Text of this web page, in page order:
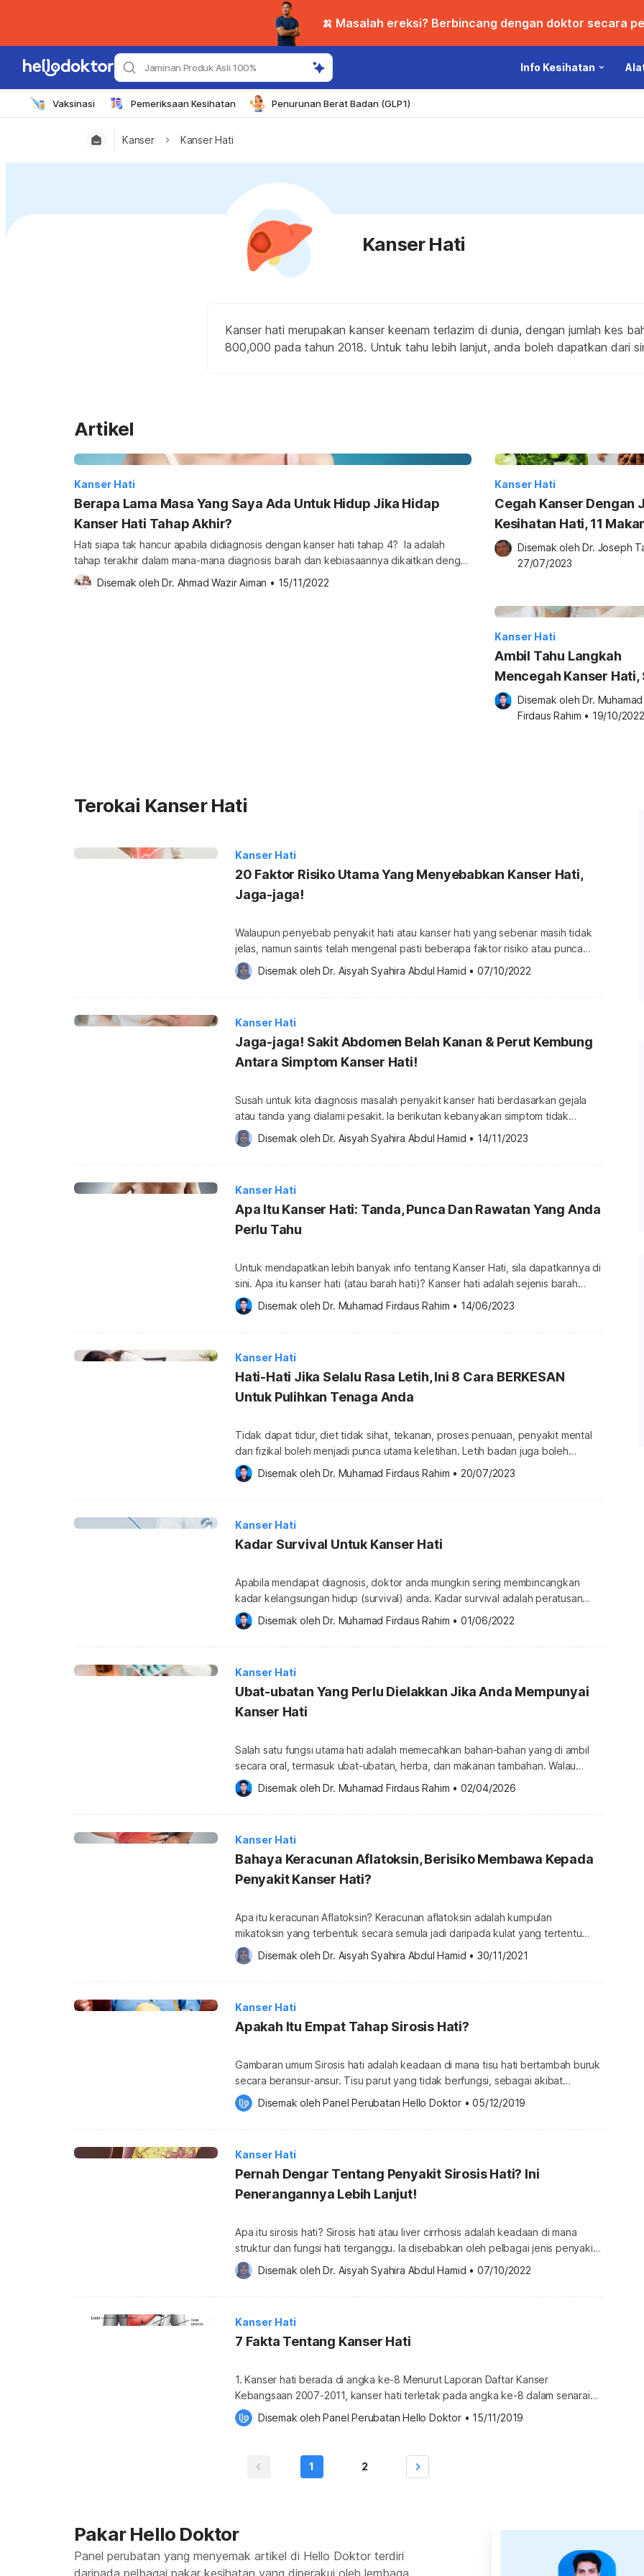
🍌 Masalah ereksi? Berbincang dengan doktor secara
Jaminan Produk Asli 100% Info Kesihatan
Vaksinasi Pemeriksaan Kesihatan Penurunan Berat Badan (GLP1)
Kanser Kanser Hati
Kanser Hati
Kanser hati merupakan kanser keenam terlazim di dunia, dengan jumlah kes
800,000 pada tahun 2018. Untuk tahu lebih lanjut, anda boleh dapatkan dari
Artikel
Kanser Hati
Berapa Lama Masa Yang Saya Ada Untuk Hidup Jika Hidap
Kanser Hati Tahap Akhir?
Hati siapa tak hancur apabila didiagnosis dengan kanser hati tahap 4? Ia adalah
tahap terakhir dalam mana-mana diagnosis barah dan kebiasaannya dikaitkan dengan
kadar kematian yang sangat tinggi. Artikel ini akan membincangkan pilihan yang ada
bagi mereka yang didiagnosis dengan kanser organ ini pada tahap 4. Teruskan
Disemak oleh Dr. Ahmad Wazir Aiman • 15/11/2022
Kanser Hati
Cegah Kanser Dengan
Kesihatan Hati, 11
Ada Yang Perlu Anda
Elak!
Disemak oleh Dr. Joseph
27/07/2023
Kanser Hati
Ambil Tahu Langkah
Mencegah Kanser Hati,
Satunya Adalah Dengan
Vaksin Hepatitis
Disemak oleh Dr. Muhamad
Firdaus Rahim • 19/10/2022
Terokai Kanser Hati
Kanser Hati
20 Faktor Risiko Utama Yang Menyebabkan Kanser Hati,
Jaga-jaga!
Walaupun penyebab penyakit hati atau kanser hati yang sebenar masih tidak
jelas, namun saintis telah mengenal pasti beberapa faktor risiko atau punca
yang boleh meningkatkan kecenderungan mendapat penyakit tersebut.
Masalah kesihatan ini boleh berlaku pada semua peringkat umur namun ia lazim
didiagnosis dalam kalangan orang dewasa. Menurut kajian yang diterbitkan di
Disemak oleh Dr. Aisyah Syahira Abdul Hamid • 07/10/2022
Kanser Hati
Jaga-jaga! Sakit Abdomen Belah Kanan & Perut Kembung
Antara Simptom Kanser Hati!
Susah untuk kita diagnosis masalah penyakit kanser hati berdasarkan gejala
atau tanda yang dialami pesakit. Ia berikutan kebanyakan simptom tidak
merujuk secara spesifik kepada tanda penyakit kanser. Jadi, apa tanda
penyakit hati? Tambahan pula, kanser bukanlah satu masalah kesihatan yang
sering diberi perhatian sebagai punca utama simptom yang dialami pesakit. Ini
Disemak oleh Dr. Aisyah Syahira Abdul Hamid • 14/11/2023
Kanser Hati
Apa Itu Kanser Hati: Tanda, Punca Dan Rawatan Yang Anda
Perlu Tahu
Untuk mendapatkan lebih banyak info tentang Kanser Hati, sila dapatkannya di
sini. Apa itu kanser hati (atau barah hati)? Kanser hati adalah sejenis barah
pada organ hati. Organ tersebut mempunyai fungsi yang penting bagi
memastikan badan bebas daripada toksin dan bahan yang berbahaya. Hati
terletak pada bahagian kanan atas abdomen dan di bawah tulang rusuk
Disemak oleh Dr. Muhamad Firdaus Rahim • 14/06/2023
Kanser Hati
Hati-Hati Jika Selalu Rasa Letih, Ini 8 Cara BERKESAN
Untuk Pulihkan Tenaga Anda
Tidak dapat tidur, diet tidak sihat, tekanan, proses penuaan, penyakit mental
dan fizikal boleh menjadi punca utama keletihan. Letih badan juga boleh
dikenali sebagai simptom asas pelbagai penyakit. Walaupun keletihan tidak
mempunyai kesan yang serius, ia dapat mengalirkan tenaga anda dengan
cepat dan mengganggu aktiviti harian anda. Berikut adalah beberapa tip yang
Disemak oleh Dr. Muhamad Firdaus Rahim • 20/07/2023
Kanser Hati
Kadar Survival Untuk Kanser Hati
Apabila mendapat diagnosis, doktor anda mungkin sering membincangkan
kadar kelangsungan hidup (survival) anda. Kadar survival adalah peratusan
orang yang mempunyai keadaan yang sama yang bertahan selama tempoh
tertentu selepas diagnosis. Ini penting apabila menentukan prognosis
(ramalan) anda. Walaupun angka ini hanya peratusan yang berdasarkan
berbeza. […]
Disemak oleh Dr. Muhamad Firdaus Rahim • 01/06/2022
Kanser Hati
Ubat-ubatan Yang Perlu Dielakkan Jika Anda Mempunyai
Kanser Hati
Salah satu fungsi utama hati adalah memecahkan bahan-bahan yang di ambil
secara oral, termasuk ubat-ubatan, herba, dan makanan tambahan. Walau
bagaimanapun, apabila hati rosak disebabkan oleh beberapa penyakit atau
keadaan kesihatan, ia mesti mempunyai batasan untuk mengambil ubat, herba,
dan makanan tambahan. Untuk mendapatkan lebih banyak info tentang Kanser
Disemak oleh Dr. Muhamad Firdaus Rahim • 02/04/2026
Kanser Hati
Bahaya Keracunan Aflatoksin, Berisiko Membawa Kepada
Penyakit Kanser Hati?
Apa itu keracunan Aflatoksin? Keracunan aflatoksin adalah kumpulan
mikatoksin yang terbentuk secara semula jadi daripada kulat yang tertentu
sahaja terutama Aspergillus flavus dan Aspergillus parasiticus. Pertubuhan
Kesihatan Dunia menyatakan bahawa kulat berkenaan boleh mencemari
tanaman makanan dan menimbulkan ancaman kesihatan yang serius kepada
yang signifikan, menyebabkan anggaran 25% atau […]
Disemak oleh Dr. Aisyah Syahira Abdul Hamid • 30/11/2021
Kanser Hati
Apakah Itu Empat Tahap Sirosis Hati?
Gambaran umum Sirosis hati adalah keadaan di mana tisu hati bertambah buruk
secara beransur-ansur. Tisu parut yang tidak berfungsi, sebagai akibat
kerosakan kronik, akan mengambil tempat tisu hati yang berfungsi.
Berdasarkan kepada tahap kerosakannya, kita boleh menghuraikan
bagaimana sirosis berkembang dalam empat peringkat yang berbeza. Menurut
disebabkan […]
Disemak oleh Panel Perubatan Hello Doktor • 05/12/2019
Kanser Hati
Pernah Dengar Tentang Penyakit Sirosis Hati? Ini
Penerangannya Lebih Lanjut!
Apa itu sirosis hati? Sirosis hati atau liver cirrhosis adalah keadaan di mana
struktur dan fungsi hati terganggu. Ia disebabkan oleh pelbagai jenis penyakit
yang melibatkan hati. Penyakit-penyakit ini merosakkan serta mencederakan
tisu hati. Sebagai tindak balas, sel-sel hati yang baru akan dihasilkan semula
oleh badan untuk menggantikan sel-sel yang telah rosak. Proses pemulihan
Disemak oleh Dr. Aisyah Syahira Abdul Hamid • 07/10/2022
Kanser Hati
7 Fakta Tentang Kanser Hati
1. Kanser hati berada di angka ke-8 Menurut Laporan Daftar Kanser
Kebangsaan 2007-2011, kanser hati terletak pada angka ke-8 dalam senarai
kanser-kanser di Malaysia. Ia merangkumi 4.2 peratus daripada keseluruhan
kes kanser yang dilaporkan. Dalam angka tersebut, lelaki mencatatkan kes
Disemak oleh Panel Perubatan Hello Doktor • 15/11/2019
1 2
Pakar Hello Doktor
Panel perubatan yang menyemak artikel di Hello Doktor terdiri
daripada pelbagai pakar kesihatan yang diperakui oleh lembaga